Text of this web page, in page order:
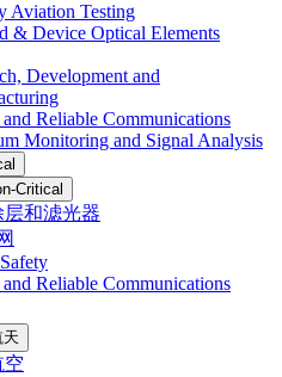
Aviation Testing
& Device Optical Elements
Development and
and Reliable Communications
Monitoring and Signal Analysis
Critical
层和滤光器
and Reliable Communications
空